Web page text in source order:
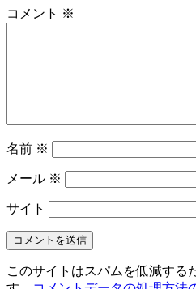
コメント ※
名前 ※
メール ※
サイト
このサイトはスパムを低減する